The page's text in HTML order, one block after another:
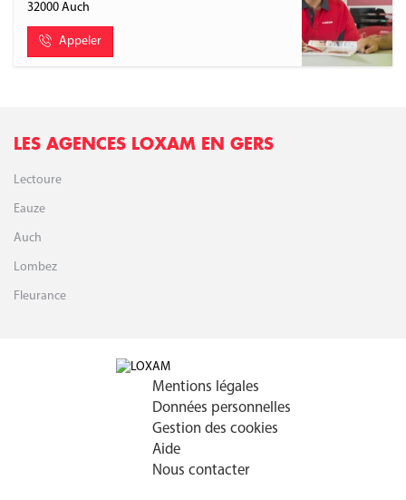
32000 Auch
Appeler
LES AGENCES LOXAM EN GERS
Lectoure
Eauze
Auch
Lombez
Fleurance
Mentions légales
Données personnelles
Gestion des cookies
Aide
Nous contacter